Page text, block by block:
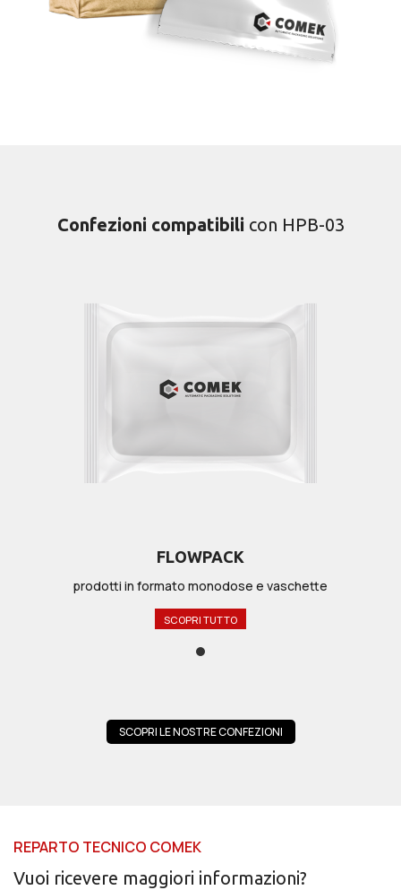
Confezioni compatibili con HPB-03
FLOWPACK
prodotti in formato monodose e vaschette
SCOPRI TUTTO
SCOPRI LE NOSTRE CONFEZIONI
REPARTO TECNICO COMEK
Vuoi ricevere maggiori informazioni?